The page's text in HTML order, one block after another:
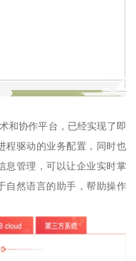
和协作平台，已经实现了即
程驱动的业务配置，同时也
息管理，可以让企业实时掌
自然语言的助手，帮助操作